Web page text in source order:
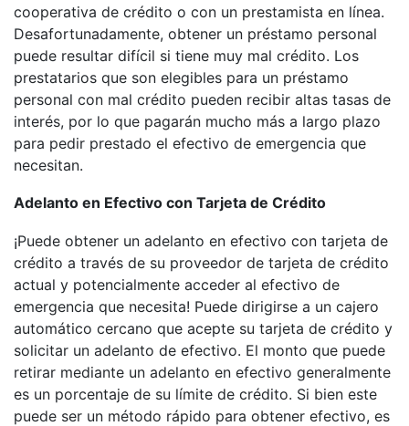
cooperativa de crédito o con un prestamista en línea.
Desafortunadamente, obtener un préstamo personal
puede resultar difícil si tiene muy mal crédito. Los
prestatarios que son elegibles para un préstamo
personal con mal crédito pueden recibir altas tasas de
interés, por lo que pagarán mucho más a largo plazo
para pedir prestado el efectivo de emergencia que
necesitan.
Adelanto en Efectivo con Tarjeta de Crédito
¡Puede obtener un adelanto en efectivo con tarjeta de
crédito a través de su proveedor de tarjeta de crédito
actual y potencialmente acceder al efectivo de
emergencia que necesita! Puede dirigirse a un cajero
automático cercano que acepte su tarjeta de crédito y
solicitar un adelanto de efectivo. El monto que puede
retirar mediante un adelanto en efectivo generalmente
es un porcentaje de su límite de crédito. Si bien este
puede ser un método rápido para obtener efectivo, es